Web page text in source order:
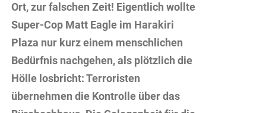
Ort, zur falschen Zeit! Eigentlich wollte
Super-Cop Matt Eagle im Harakiri
Plaza nur kurz einem menschlichen
Bedürfnis nachgehen, als plötzlich die
Hölle losbricht: Terroristen
übernehmen die Kontrolle über das